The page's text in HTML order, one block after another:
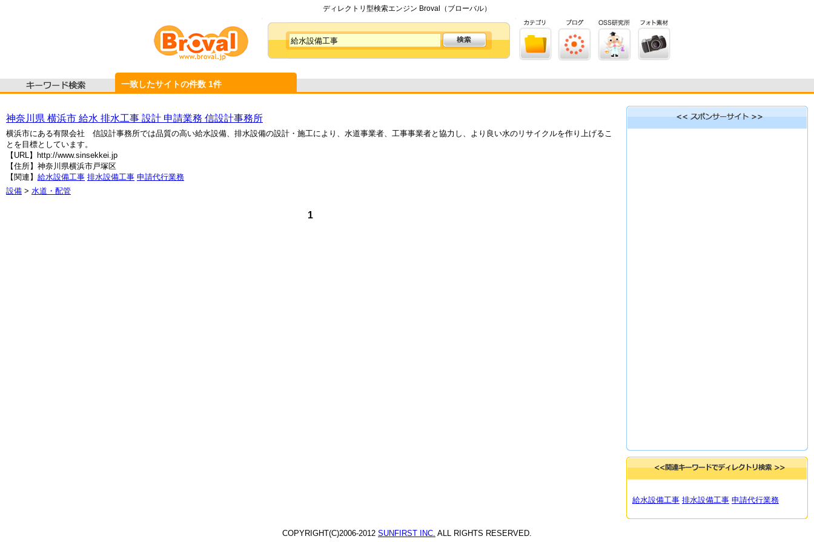
ディレクトリ型検索エンジン Broval（ブローバル）
一致したサイトの件数 1件
神奈川県 横浜市 給水 排水工事 設計 申請業務 信設計事務所
横浜市にある有限会社 信設計事務所では品質の高い給水設備、排水設備の設計・施工により、水道事業者、工事事業者と協力し、より良い水のリサイクルを作り上げるこ
とを目標としています。
【URL】http://www.sinsekkei.jp
【住所】神奈川県横浜市戸塚区
【関連】 給水設備工事 排水設備工事 申請代行業務
設備 > 水道・配管
1
給水設備工事 排水設備工事 申請代行業務
COPYRIGHT(C)2006-2012 SUNFIRST INC. ALL RIGHTS RESERVED.